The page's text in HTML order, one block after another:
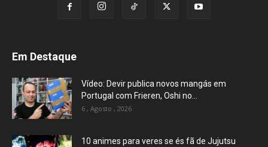
Em Destaque
Vídeo: Devir publica novos mangás em
Portugal com Frieren, Oshi no...
6 , Agosto , 2026
10 animes para veres se és fã de Jujutsu